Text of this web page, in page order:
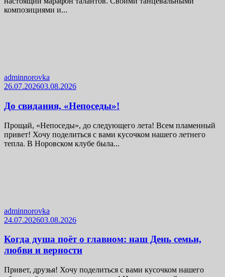
композициями и...
adminnorovka
26.07.202603.08.2026
До свидания, «Непоседы»!
Прощай, «Непоседы», до следующего лета! Всем пламенный
привет! Хочу поделиться с вами кусочком нашего летнего
тепла. В Норовском клубе была...
adminnorovka
24.07.202603.08.2026
Когда душа поёт о главном: наш День семьи,
любви и верности
Привет, друзья! Хочу поделиться с вами кусочком нашего